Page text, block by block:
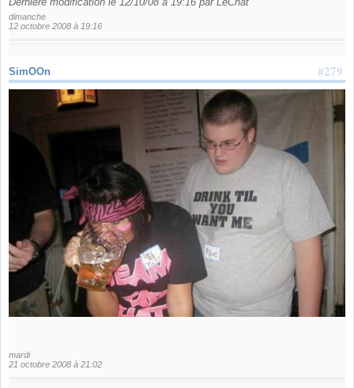
dimanche
12 octobre 2008 à 19:16
#279
SimOOn
mardi
21 octobre 2008 à 21:02